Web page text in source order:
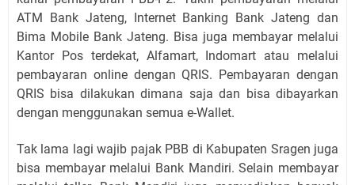
ATM Bank Jateng, Internet Banking Bank Jateng dan
Bima Mobile Bank Jateng. Bisa juga membayar melalui
Kantor Pos terdekat, Alfamart, Indomart atau melalui
pembayaran online dengan QRIS. Pembayaran dengan
QRIS bisa dilakukan dimana saja dan bisa dibayarkan
dengan menggunakan semua e-Wallet.
Tak lama lagi wajib pajak PBB di Kabupaten Sragen juga
bisa membayar melalui Bank Mandiri. Selain membayar